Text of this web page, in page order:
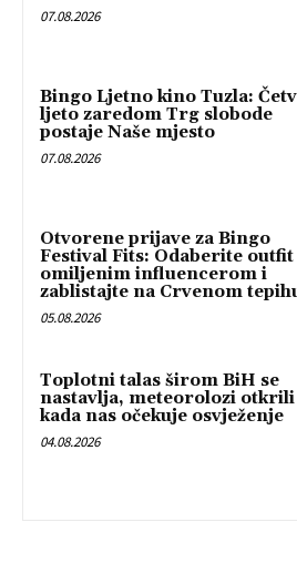
07.08.2026
Bingo Ljetno kino Tuzla:
ljeto zaredom Trg slobode
postaje Naše mjesto
07.08.2026
Otvorene prijave za Bingo
Festival Fits: Odaberite outfit
omiljenim influencerom i
zablistajte na Crvenom
05.08.2026
Toplotni talas širom BiH se
nastavlja, meteorolozi otkrili
kada nas očekuje osvježenje
04.08.2026